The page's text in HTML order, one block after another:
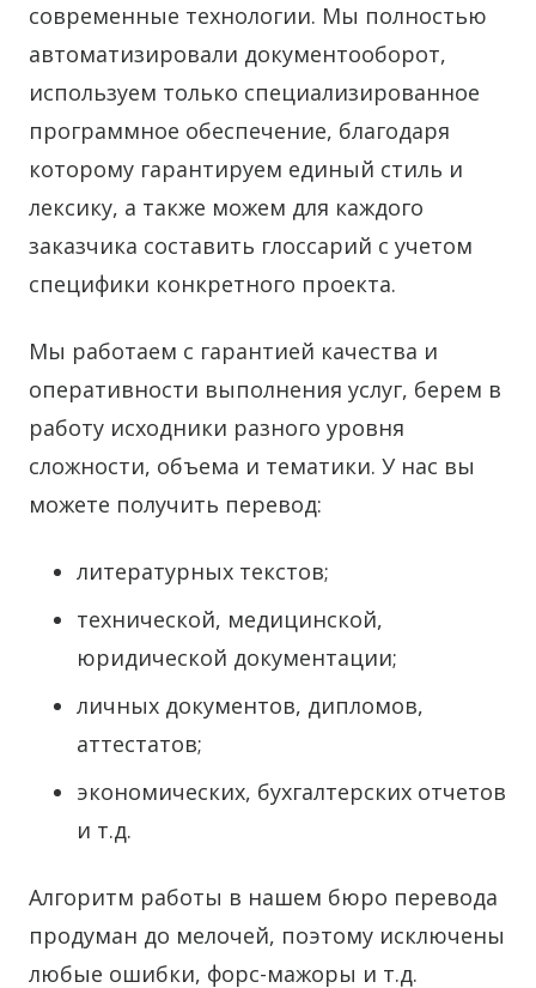
современные технологии. Мы полностью
автоматизировали документооборот,
используем только специализированное
программное обеспечение, благодаря
которому гарантируем единый стиль и
лексику, а также можем для каждого
заказчика составить глоссарий с учетом
специфики конкретного проекта.
Мы работаем с гарантией качества и
оперативности выполнения услуг, берем в
работу исходники разного уровня
сложности, объема и тематики. У нас вы
можете получить перевод:
литературных текстов;
технической, медицинской,
юридической документации;
личных документов, дипломов,
аттестатов;
экономических, бухгалтерских отчетов
и т.д.
Алгоритм работы в нашем бюро перевода
продуман до мелочей, поэтому исключены
любые ошибки, форс-мажоры и т.д.